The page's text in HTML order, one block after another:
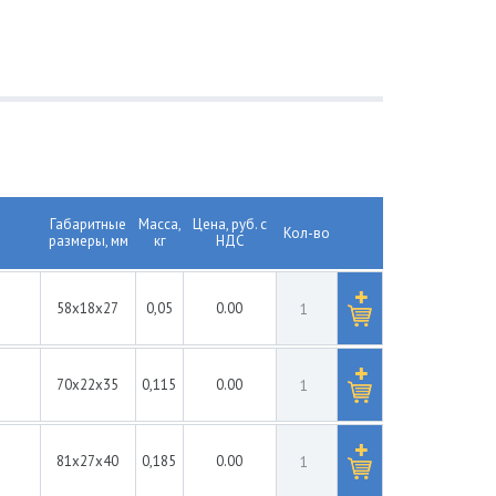
Габаритные
размеры, мм
Масса,
кг
Цена, руб. с
НДС
Кол-во
58x18x27 0,05 0.00
70x22x35 0,115 0.00
81x27x40 0,185 0.00